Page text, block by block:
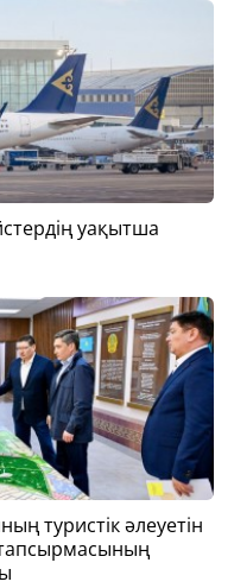
уақытша
туристік әлеуетін